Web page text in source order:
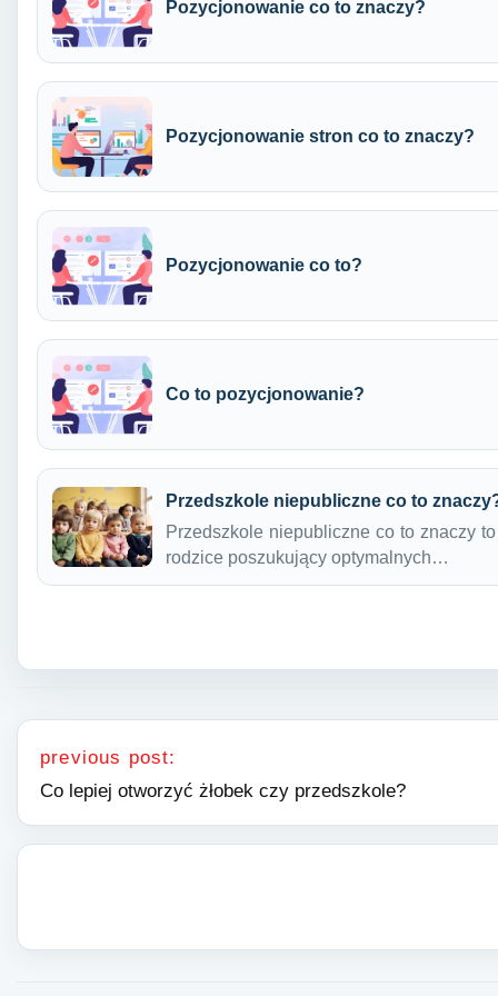
Pozycjonowanie co to znaczy?
Pozycjonowanie stron co to znaczy?
Pozycjonowanie co to?
Co to pozycjonowanie?
Przedszkole niepubliczne co to
Przedszkole niepubliczne co to znaczy
rodzice poszukujący optymalnych…
Nawigacja wpisu
previous post:
Co lepiej otworzyć żłobek czy przedszkole?